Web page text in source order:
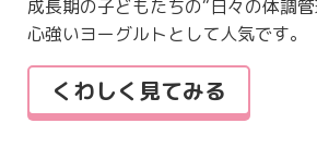
成長期の子どもたちの“日々の体調
心強いヨーグルトとして人気です。
くわしく見てみる